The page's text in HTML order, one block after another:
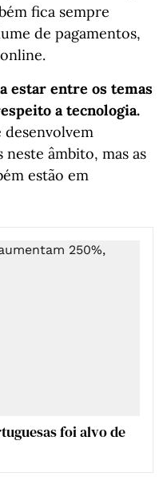
fica sempre
de pagamentos,
estar entre os temas
a tecnologia.
desenvolvem
neste âmbito, mas as
estão em
foi alvo de